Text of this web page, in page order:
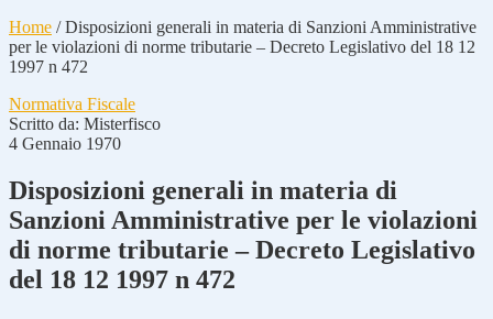
Home /Disposizioni generali in materia di Sanzioni Amministrative
per le violazioni di norme tributarie – Decreto Legislativo del 18 12
1997 n 472
Normativa Fiscale
Scritto da: Misterfisco
4 Gennaio 1970
Disposizioni generali in materia di
Sanzioni Amministrative per le violazioni
di norme tributarie – Decreto Legislativo
del 18 12 1997 n 472